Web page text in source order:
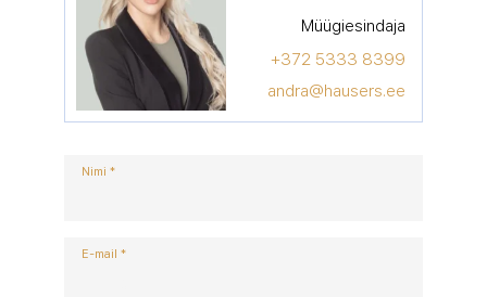
Müügiesindaja
+372 5333 8399
andra@hausers.ee
Nimi *
E-mail *